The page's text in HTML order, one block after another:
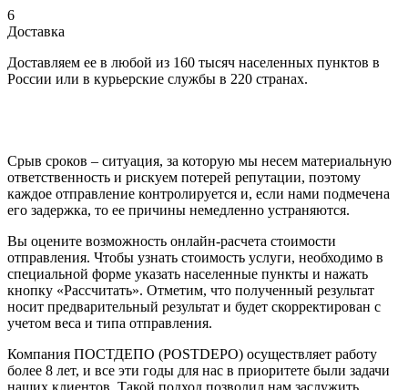
6
Доставка
Доставляем ее в любой из 160 тысяч населенных пунктов в
России или в курьерские службы в 220 странах.
Срыв сроков – ситуация, за которую мы несем материальную
ответственность и рискуем потерей репутации, поэтому
каждое отправление контролируется и, если нами подмечена
его задержка, то ее причины немедленно устраняются.
Вы оцените возможность онлайн-расчета стоимости
отправления. Чтобы узнать стоимость услуги, необходимо в
специальной форме указать населенные пункты и нажать
кнопку «Рассчитать». Отметим, что полученный результат
носит предварительный результат и будет скорректирован с
учетом веса и типа отправления.
Компания ПОСТДЕПО (POSTDEPO) осуществляет работу
более 8 лет, и все эти годы для нас в приоритете были задачи
наших клиентов. Такой подход позволил нам заслужить